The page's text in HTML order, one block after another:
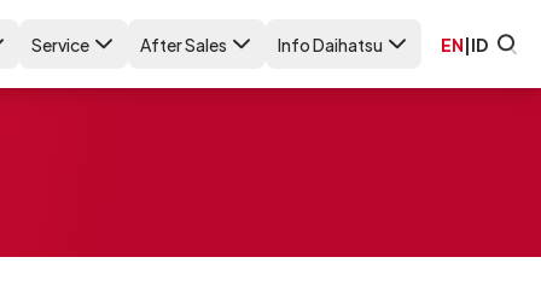
Service After Sales Info Daihatsu EN|ID